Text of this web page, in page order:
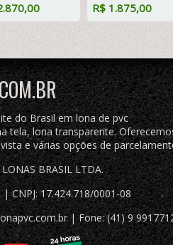
de
Anti-
Tela de Poliéster
argolas "D"
cada 50cm
R$ 1.875,00
do Brasil em lona de pvc
tela, lona transparente.
e várias opções de
BRASIL LTDA.
| CNPJ: 17.424.718/0001-08
| Fone: (41) 9